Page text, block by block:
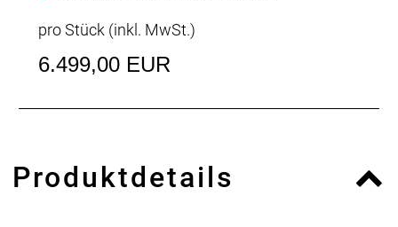
pro Stück (inkl. MwSt.)
6.499,00 EUR
Produktdetails